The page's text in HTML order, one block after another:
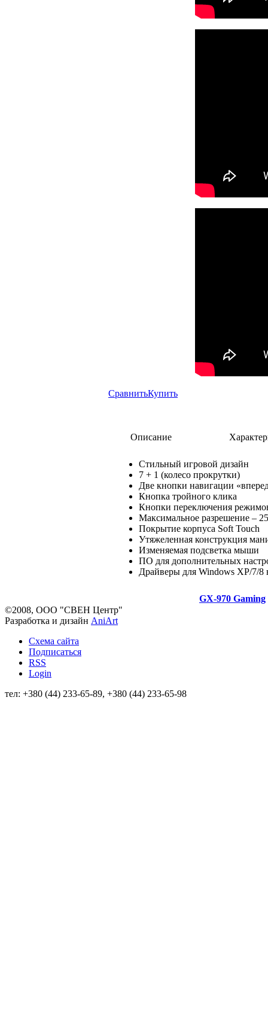
СравнитьКупить
Описание
Стильный игровой дизайн
7 + 1 (колесо прокрутки)
Две кнопки навигации
Кнопка тройного клика
Кнопки переключения
Максимальное разрешение –
Покрытие корпуса Soft Touch
Утяжеленная конструкция
Изменяемая подсветка мыши
ПО для дополнительных
Драйверы для Windows XP/7/8
GX-970 Gaming
©2008, ООО "СВЕН Центр"
Разработка и дизайн AniArt
Схема сайта
Подписаться
RSS
Login
тел: +380 (44) 233-65-89, +380 (44) 233-65-98